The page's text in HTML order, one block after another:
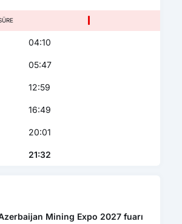
04:10
05:47
12:59
16:49
20:01
21:32
Mining Expo 2027 fuarı